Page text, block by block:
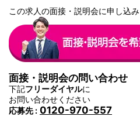
この求人の面接・説明会に申し込み
面接・説明会の問い合わせ
下記フリーダイヤルに
お問い合わせください
応募先 : 0120-970-557